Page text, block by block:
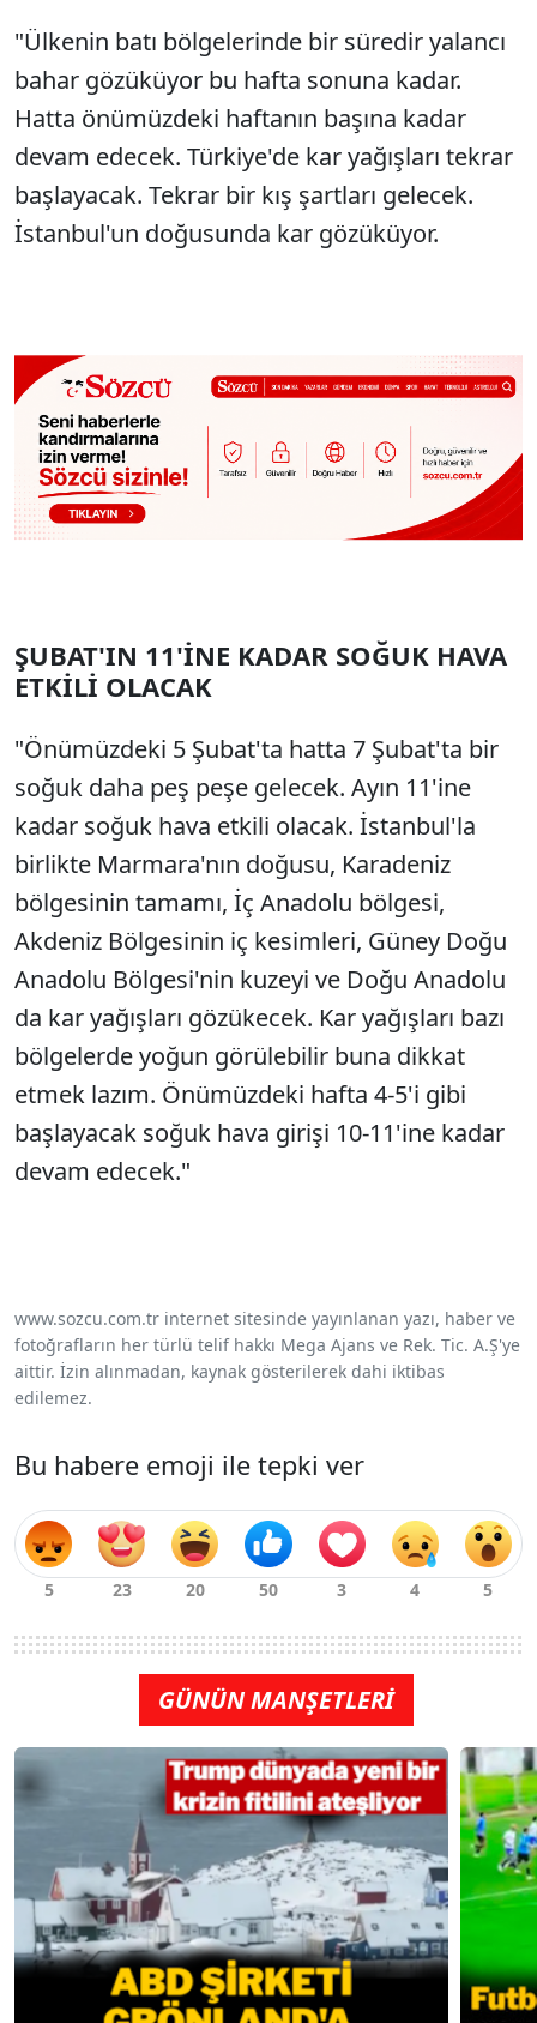
"Ülkenin batı bölgelerinde bir süredir yalancı
bahar gözüküyor bu hafta sonuna kadar.
Hatta önümüzdeki haftanın başına kadar
devam edecek. Türkiye'de kar yağışları tekrar
başlayacak. Tekrar bir kış şartları gelecek.
İstanbul'un doğusunda kar gözüküyor.
ŞUBAT'IN 11'İNE KADAR SOĞUK HAVA
ETKİLİ OLACAK
"Önümüzdeki 5 Şubat'ta hatta 7 Şubat'ta bir
soğuk daha peş peşe gelecek. Ayın 11'ine
kadar soğuk hava etkili olacak. İstanbul'la
birlikte Marmara'nın doğusu, Karadeniz
bölgesinin tamamı, İç Anadolu bölgesi,
Akdeniz Bölgesinin iç kesimleri, Güney Doğu
Anadolu Bölgesi'nin kuzeyi ve Doğu Anadolu
da kar yağışları gözükecek. Kar yağışları bazı
bölgelerde yoğun görülebilir buna dikkat
etmek lazım. Önümüzdeki hafta 4-5'i gibi
başlayacak soğuk hava girişi 10-11'ine kadar
devam edecek."
www.sozcu.com.tr internet sitesinde yayınlanan yazı, haber ve
fotoğrafların her türlü telif hakkı Mega Ajans ve Rek. Tic. A.Ş'ye
aittir. İzin alınmadan, kaynak gösterilerek dahi iktibas
edilemez.
Bu habere emoji ile tepki ver
GÜNÜN MANŞETLERİ